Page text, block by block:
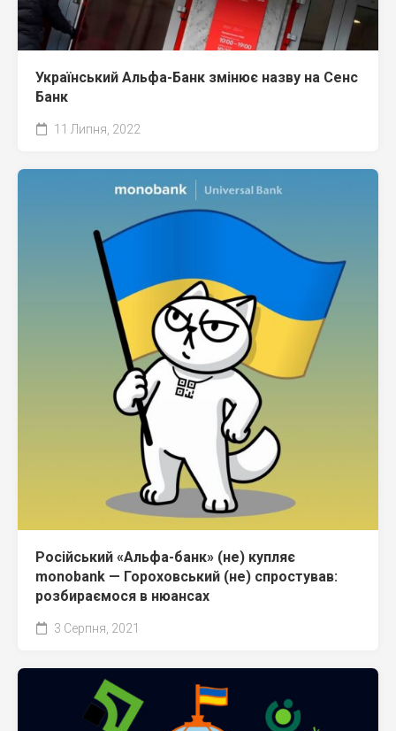
Український Альфа-Банк змінює назву на Сенс
Банк
11 Липня, 2022
Російський «Альфа-банк» (не) купляє
monobank — Гороховський (не) спростував:
розбираємося в нюансах
3 Серпня, 2021